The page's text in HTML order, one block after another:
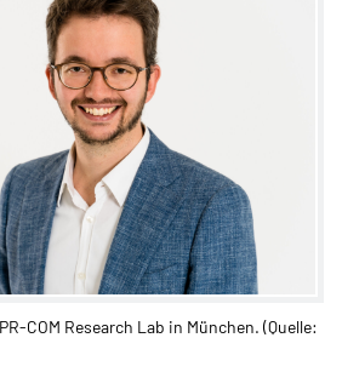
COM Research Lab in München. (Quelle: